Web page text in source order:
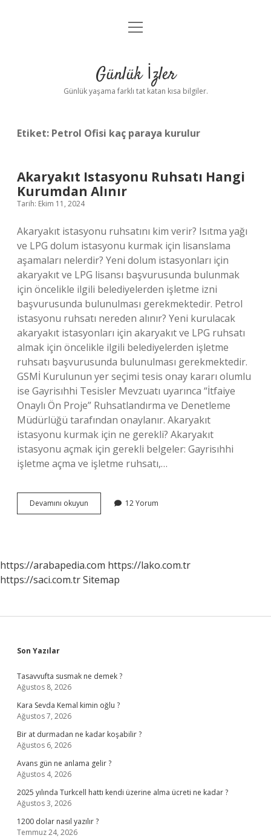
Anasayfa
Yasal Uyarı
menüyü
Günlük İzler
Günlük yaşama farklı tat katan kısa bilgiler.
Etiket: Petrol Ofisi kaç paraya kurulur
Akaryakıt Istasyonu Ruhsatı Hangi
Kurumdan Alınır
Tarih: Ekim 11, 2024
Akaryakıt istasyonu ruhsatını kim verir? Isıtma yağı
ve LPG dolum istasyonu kurmak için lisanslama
aşamaları nelerdir? Yeni dolum istasyonları için
akaryakıt ve LPG lisansı başvurusunda bulunmak
için öncelikle ilgili belediyelerden işletme izni
başvurusunda bulunulması gerekmektedir. Petrol
istasyonu ruhsatı nereden alınır? Yeni kurulacak
akaryakıt istasyonları için akaryakıt ve LPG ruhsatı
almak için öncelikle ilgili belediyelerden işletme
ruhsatı başvurusunda bulunulması gerekmektedir.
GSMİ Kurulunun yer seçimi tesis onay kararı olumlu
ise Gayrisıhhi Tesisler Mevzuatı uyarınca “İtfaiye
Onaylı Ön Proje” Ruhsatlandırma ve Denetleme
Müdürlüğü tarafından onaylanır. Akaryakıt
istasyonu kurmak için ne gerekli? Akaryakıt
istasyonu açmak için gerekli belgeler: Gayrisıhhi
işletme açma ve işletme ruhsatı,…
Devamını okuyun Akaryakıt
Istasyonu
12 Yorum
https://arabapedia.com https://lako.com.tr
https://saci.com.trSitemap
Sidebar
Son Yazılar
Tasavvufta susmak ne demek ?
Ağustos 8, 2026
Kara Sevda Kemal kimin oğlu ?
Ağustos 7, 2026
Bir at durmadan ne kadar koşabilir ?
Ağustos 6, 2026
Avans gün ne anlama gelir ?
Ağustos 4, 2026
2025 yılında Turkcell hattı kendi üzerine alma ücreti ne kadar ?
Ağustos 3, 2026
1200 dolar nasıl yazılır ?
Temmuz 24, 2026